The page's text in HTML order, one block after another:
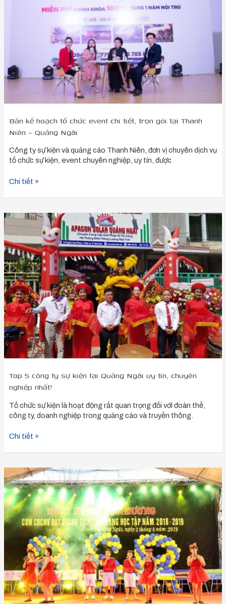
Bản kế hoạch tổ chức event chi tiết, trọn gói tại Thanh
Niên – Quảng Ngãi
Công ty sự kiện và quảng cáo Thanh Niên, đơn vị chuyên dịch vụ
tổ chức sự kiện, event chuyên nghiệp, uy tín, được
tại
Thanh
Niên
Quảng
Chi tiết »
Top 5 công ty sự kiện tại Quảng Ngãi uy tín, chuyên
nghiệp nhất!
Tổ chức sự kiện là hoạt động rất quan trọng đối với đoàn thể,
công ty, doanh nghiệp trong quảng cáo và truyền thông.
Top
5
công
ty
sự
kiện
tại
Quảng
Ngãi
uy
tín,
chuyên
nghiệp
nhất!
Chi tiết »
Cho
thuê
thiết
bị
sự
kiện
Quảng
Công
ty
Sự